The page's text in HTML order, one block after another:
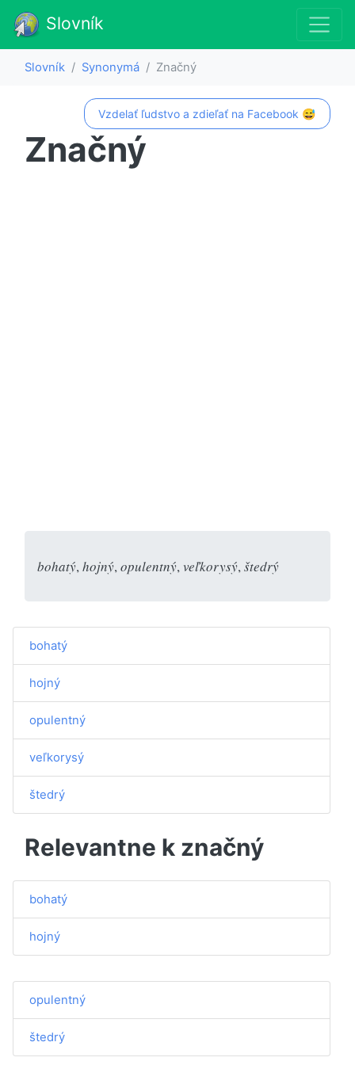
Slovník
Slovník Synonymá Značný
Vzdelať ľudstvo a zdieľať na Facebook 😅
Značný
bohatý, hojný, opulentný, veľkorysý, štedrý
bohatý
hojný
opulentný
veľkorysý
štedrý
Relevantne k značný
bohatý
hojný
opulentný
štedrý